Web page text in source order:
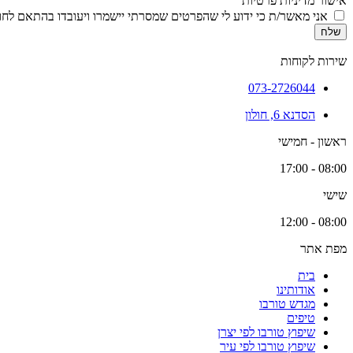
אני מאשר/ת כי ידוע לי שהפרטים שמסרתי יישמרו ויעובדו בהתאם לחוק הגנת הפרטיות,
שלח
שירות לקוחות
073-2726044
הסדנא 6, חולון
ראשון - חמישי
08:00 - 17:00
שישי
08:00 - 12:00
מפת אתר
בית
אודותינו
מגדש טורבו
טיפים
שיפוץ טורבו לפי יצרן
שיפוץ טורבו לפי עיר